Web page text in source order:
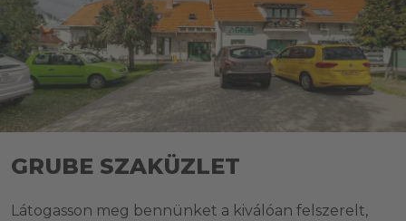
GRUBE SZAKÜZLET
Látogasson meg bennünket a kiválóan felszerelt,